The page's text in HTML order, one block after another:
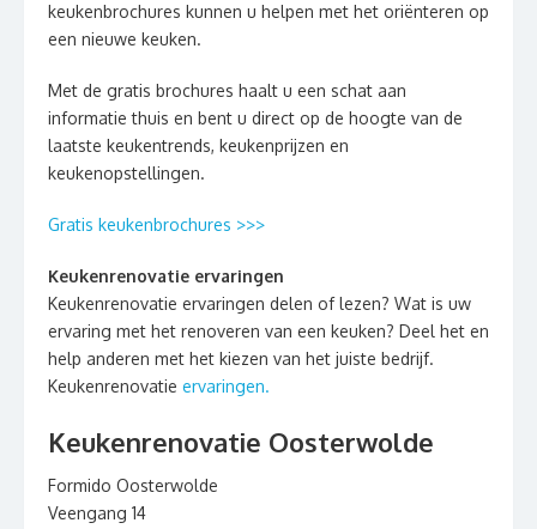
keukenbrochures kunnen u helpen met het oriënteren op
een nieuwe keuken.
Met de gratis brochures haalt u een schat aan
informatie thuis en bent u direct op de hoogte van de
laatste keukentrends, keukenprijzen en
keukenopstellingen.
Gratis keukenbrochures >>>
Keukenrenovatie ervaringen
Keukenrenovatie ervaringen delen of lezen? Wat is uw
ervaring met het renoveren van een keuken? Deel het en
help anderen met het kiezen van het juiste bedrijf.
Keukenrenovatie ervaringen.
Keukenrenovatie Oosterwolde
Formido Oosterwolde
Veengang 14